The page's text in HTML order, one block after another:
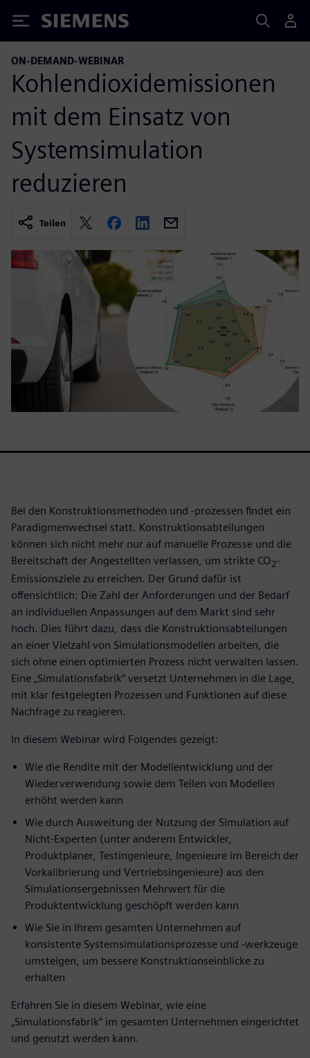
Siemens
ON-DEMAND-WEBINAR
Kohlendioxidemissionen
mit dem Einsatz von
Systemsimulation
reduzieren
Teilen
Bei den Konstruktionsmethoden und -prozessen findet ein
Paradigmenwechsel statt. Konstruktionsabteilungen
können sich nicht mehr nur auf manuelle Prozesse und die
Bereitschaft der Angestellten verlassen, um strikte CO2-
Emissionsziele zu erreichen. Der Grund dafür ist
offensichtlich: Die Zahl der Anforderungen und der Bedarf
an individuellen Anpassungen auf dem Markt sind sehr
hoch. Dies führt dazu, dass die Konstruktionsabteilungen
an einer Vielzahl von Simulationsmodellen arbeiten, die
sich ohne einen optimierten Prozess nicht verwalten lassen.
Eine „Simulationsfabrik“ versetzt Unternehmen in die Lage,
mit klar festgelegten Prozessen und Funktionen auf diese
Nachfrage zu reagieren.
In diesem Webinar wird Folgendes gezeigt:
Wie die Rendite mit der Modellentwicklung und der
Wiederverwendung sowie dem Teilen von Modellen
erhöht werden kann
Wie durch Ausweitung der Nutzung der Simulation auf
Nicht-Experten (unter anderem Entwickler,
Produktplaner, Testingenieure, Ingenieure im Bereich der
Vorkalibrierung und Vertriebsingenieure) aus den
Simulationsergebnissen Mehrwert für die
Produktentwicklung geschöpft werden kann
Wie Sie in Ihrem gesamten Unternehmen auf
konsistente Systemsimulationsprozesse und -werkzeuge
umsteigen, um bessere Konstruktionseinblicke zu
erhalten
Erfahren Sie in diesem Webinar, wie eine
„Simulationsfabrik“ im gesamten Unternehmen eingerichtet
und genutzt werden kann.